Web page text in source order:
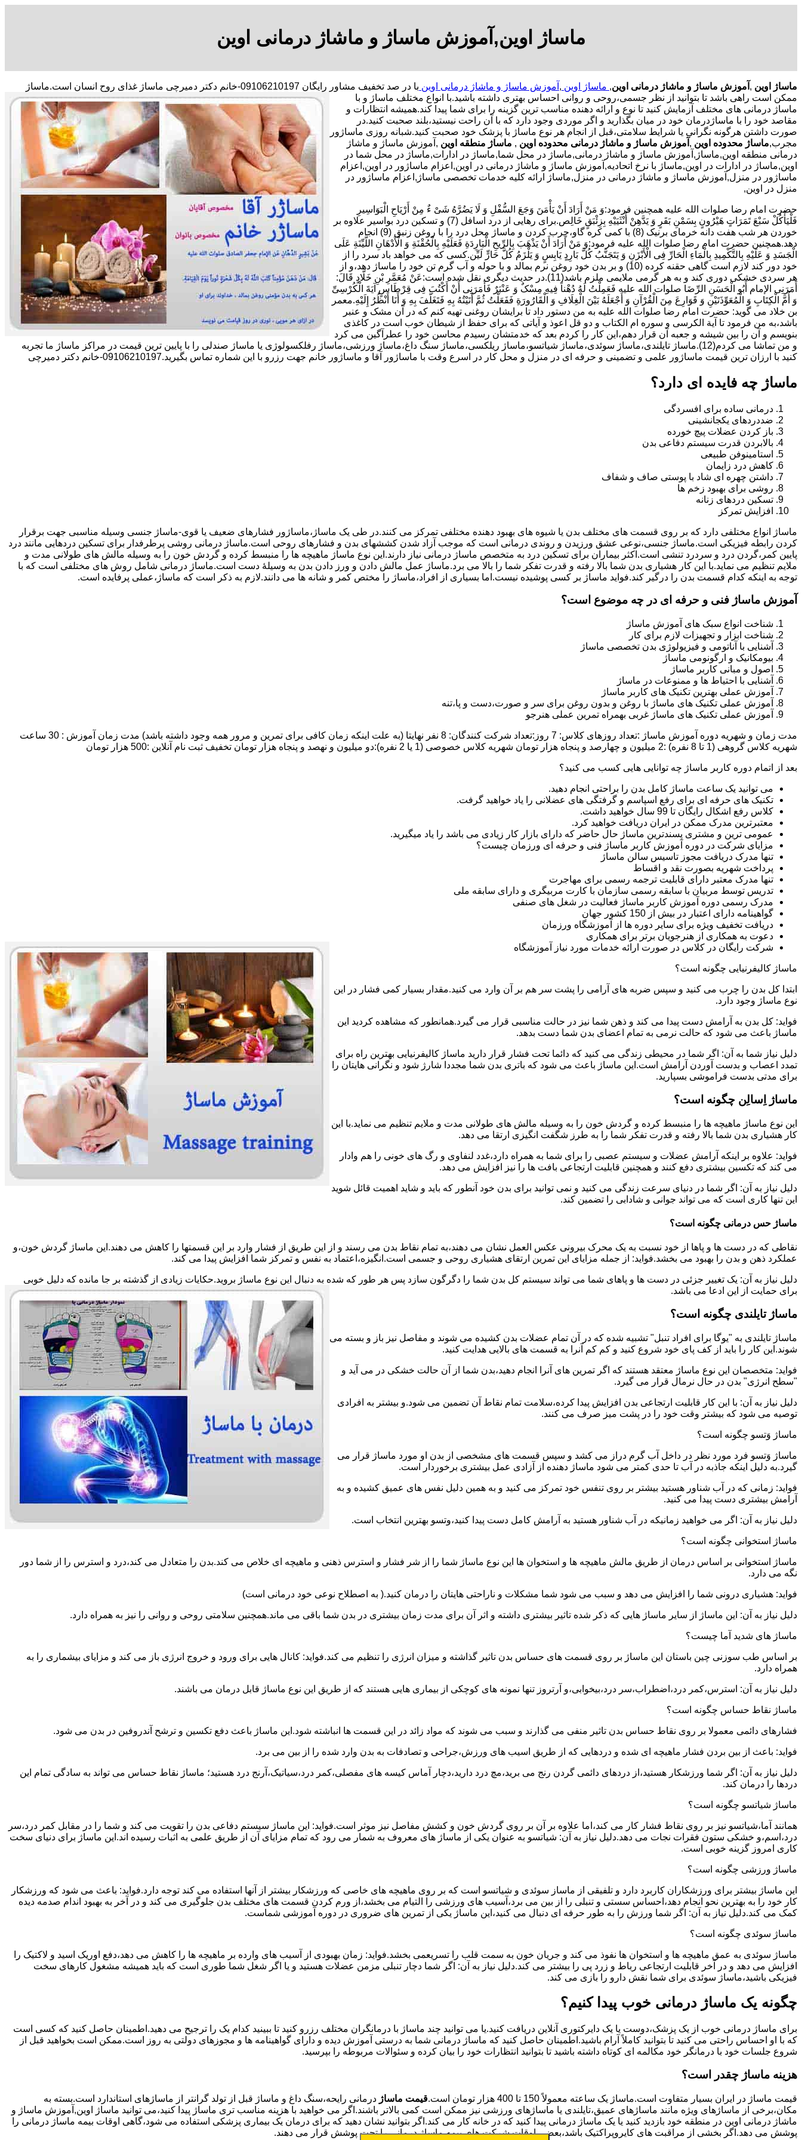
ماساژ اوین,آموزش ماساژ و ماشاژ درمانی اوین
ماساژ اوین , آموزش ماساژ و ماشاژ درمانی اوین, ماساژ اوین , آموزش ماساژ و ماشاژ درمانی اوین
با در صد تخفیف مشاور رایگان 09106210197-خانم دکتر دمیرچی ماساژ غذای روح انسان است.ماساژ
ممکن است راهی باشد تا بتوانید از نظر جسمی،روحی و روانی احساس بهتری داشته باشید.با انواع مختلف ماساژ و با
ماساژ درمانی های مختلف آزمایش کنید تا نوع و ارائه دهنده مناسب ترین گزینه را برای شما پیدا کند.همیشه انتظارات و
مقاصد خود را با ماساژدرمان خود در میان بگذارید و اگر موردی وجود دارد که با آن راحت نیستید،بلند صحبت کنید.در
صورت داشتن هرگونه نگرانی یا شرایط سلامتی،قبل از انجام هر نوع ماساژ با پزشک خود صحبت کنید.شبانه روزی ماساژور
مجرب,ماساژ محدوده اوین , آموزش ماساژ و ماشاژ درمانی محدوده اوین , ماساژ منطقه اوین ,آموزش ماساژ و ماشاژ
درمانی منطقه اوین,ماساژ,آموزش ماساژ و ماشاژ درمانی,ماساژ در محل شما,ماساژ در ادارات,ماساژ در محل شما در
اوین,ماساژ در ادارات در اوین,ماساژ با نرخ اتحادیه,آموزش ماساژ و ماشاژ درمانی در اوین,اعزام ماساژور در اوین,اعزام
ماساژور در منزل,آموزش ماساژ و ماشاژ درمانی در منزل,ماساژ ارائه کلیه خدمات تخصصی ماساژ,اعزام ماساژور در
منزل در اوین,
حضرت امام رضا صلوات الله علیه همچنین فرمود:وَ مَنْ أَرَادَ أَنْ یَأْمَنَ وَجَعَ السُّفْلِ وَ لَا یَضُرَّهُ شَیْ ءٌ مِنْ أَرْیَاحِ الْبَوَاسِیرِ
فَلْیَأْکُلْ سَبْعَ تَمَرَاتٍ هَیْرُونٍ بِسَمْنِ بَقَرٍ وَ یَدَّهِنْ أُنْثَیَیْهِ بِزِئْبَقٍ خَالِص.برای رهایی از درد اسافل (7) و تسکین درد بواسیر علاوه بر
خوردن هر شب هفت دانه خرمای برنیک (8) با کمی کره گاو،چرب کردن و ماساژ محل درد را با روغن زنبق (9) انجام
دهد.همچنین حضرت امام رضا صلوات الله علیه فرمود:وَ مَنْ أَرَادَ أَنْ یَذْهَبَ بِالرِّیحِ الْبَارِدَةِ فَعَلَیْهِ بِالْحُقْنَةِ وَ الْأَدْهَانِ اللَّیِّنَةِ عَلَى
الْجَسَدِ وَ عَلَیْهِ بِالتَّکْمِیدِ بِالْمَاءِ الْحَارِّ فِی الْأَبْزَنِ وَ یَتَجَنَّبُ کُلَّ بَارِدٍ یَابِسٍ وَ یَلْزَمُ کُلَّ حَارٍّ لَیِّن.کسی که می خواهد باد سرد را از
خود دور کند لازم است گاهی حقنه کرده (10) و بر بدن خود روغن نرم بمالد و با حوله و آب گرم تن خود را ماساژ دهد،و از
هر سردی خشکی دوری کند و به هر گرمی ملایمی ملزم باشد(11).در حدیث دیگری نقل شده است:عَنْ مُعَمَّرِ بْنِ خَلَّادٍ قَالَ:
أَمَرَنِی الإمام أَبُو الْحَسَنِ الرِّضَا صلوات الله علیه فَعَمِلْتُ لَهُ دُهْناً فِیهِ مِسْکٌ وَ عَنْبَرٌ فَأَمَرَنِی أَنْ أَکْتُبَ فِی قِرْطَاسٍ آیَةَ الْکُرْسِیِّ
وَ أُمَّ الْکِتَابِ وَ الْمُعَوِّذَتَیْنِ وَ قَوَارِعَ مِنَ الْقُرْآنِ وَ أَجْعَلَهُ بَیْنَ الْغِلَافِ وَ الْقَارُورَةِ فَفَعَلْتُ ثُمَّ أَتَیْتُهُ بِهِ فَتَغَلَّفَ بِهِ وَ أَنَا أَنْظُرُ إِلَیْهِ.معمر
بن خلاد می گوید: حضرت امام رضا صلوات الله علیه به من دستور داد تا برایشان روغنى تهیه کنم که در آن مشک و عنبر
باشد،به من فرمود تا آیة الکرسى و سوره ام الکتاب و دو قل اعوذ و آیاتى که براى حفظ از شیطان خوب است در کاغذى
بنویسم و آن را بین شیشه و جعبه آن قرار دهم،این کار را کردم بعد که خدمتشان رسیدم محاسن خود را عطرآگین می کرد
و من تماشا می کردم(12).ماساژ تایلندی،ماساژ سوئدی،ماساژ شیاتسو،ماساژ ریلکسی،ماساژ سنگ داغ،ماساژ ورزشی،ماساژ رفلکسولوژی یا ماساژ صندلی را با پایین ترین قیمت در مراکز ماساژ ما تجربه
کنید با ارزان ترین قیمت ماساژور علمی و تضمینی و حرفه ای در منزل و محل کار در اسرع وقت با ماساژور آقا و ماساژور خانم جهت رزرو با این شماره تماس بگیرید.09106210197-خانم دکتر دمیرچی
ماساژ چه فایده ای دارد؟
درمانی ساده برای افسردگی
ضددردهای یکجانشینی
باز کردن عضلات پیچ خورده
بالابردن قدرت سیستم دفاعی بدن
استامینوفن طبیعی
کاهش درد زایمان
داشتن چهره ای شاد با پوستی صاف و شفاف
روشی برای بهبود زخم ها
تسکین دردهای زنانه
افزایش تمرکز
ماساژ انواع مختلفی دارد که بر روی قسمت های مختلف بدن یا شیوه های بهبود دهنده مختلفی تمرکز می کنند.در طی یک ماساژ،ماساژور فشارهای ضعیف یا قوی-ماساژ جنسی وسیله مناسبی جهت برقرار
کردن رابطه فیزیکی است.ماساژ جنسی،نوعی عشق ورزیدن و روندی درمانی است که موجب آزاد شدن کششهای بدن و فشارهای روحی است.ماساژ درمانی روشی پرطرفدار برای تسکین دردهایی مانند درد
پایین کمر،گردن درد و سردرد تنشی است.اکثر بیماران برای تسکین درد به متخصص ماساژ درمانی نیاز دارند.این نوع ماساژ ماهیچه ها را منبسط کرده و گردش خون را به وسیله مالش های طولانی مدت و
ملایم تنظیم می نماید.با این کار هشیاری بدن شما بالا رفته و قدرت تفکر شما را بالا می برد.ماساژ عمل مالش دادن و ورز دادن بدن به وسیلۀ دست است.ماساژ درمانی شامل روش های مختلفی است که با
توجه به اینکه کدام قسمت بدن را درگیر کند.فواید ماساژ بر کسی پوشیده نیست.اما بسیاری از افراد،ماساژ را مختص کمر و شانه ها می دانند.لازم به ذکر است که ماساژ،عملی پرفایده است.
آموزش ماساژ فنی و حرفه ای در چه موضوع است؟
شناخت انواع سبک های آموزش ماساژ
شناخت ابزار و تجهیزات لازم برای کار
آشنایی با آناتومی و فیزیولوژی بدن تخصصی ماساژ
بیومکانیک و ارگونومی ماساژ
اصول و مبانی کاربر ماساژ
آشنایی با احتیاط ها و ممنوعات در ماساژ
آموزش عملی بهترین تکنیک های کاربر ماساژ
آموزش عملی تکنیک های ماساژ با روغن و بدون روغن برای سر و صورت،دست و پا،تنه
آموزش عملی تکنیک های ماساژ غربی بهمراه تمرین عملی هنرجو
مدت زمان و شهریه دوره آموزش ماساژ :تعداد روزهای کلاس: 7 روز:تعداد شرکت کنندگان: 8 نفر نهایتا (به علت اینکه زمان کافی برای تمرین و مرور همه وجود داشته باشد) مدت زمان آموزش : 30 ساعت
شهریه کلاس گروهی (1 تا 8 نفره) :2 میلیون و چهارصد و پنجاه هزار تومان شهریه کلاس خصوصی (1 یا 2 نفره):دو میلیون و نهصد و پنجاه هزار تومان تخفیف ثبت نام آنلاین :500 هزار تومان
بعد از اتمام دوره کاربر ماساژ چه توانایی هایی کسب می کنید؟
می توانید یک ساعت ماساژ کامل بدن را براحتی انجام دهید.
تکنیک های حرفه ای برای رفع اسپاسم و گرفتگی های عضلانی را یاد خواهید گرفت.
کلاس رفع اشکال رایگان تا 99 سال خواهید داشت.
معتبرترین مدرک ممکن در ایران دریافت خواهید کرد.
عمومی ترین و مشتری پسندترین ماساژ حال حاضر که دارای بازار کار زیادی می باشد را یاد میگیرید.
مزایای شرکت در دوره آموزش کاربر ماساژ فنی و حرفه ای ورزمان چیست؟
تنها مدرک دریافت مجوز تاسیس سالن ماساژ
پرداخت شهریه بصورت نقد و اقساط
تنها مدرک معتبر دارای قابلیت ترجمه رسمی برای مهاجرت
تدریس توسط مربیان با سابقه رسمی سازمان با کارت مربیگری و دارای سابقه ملی
مدرک رسمی دوره آموزش کاربر ماساژ فعالیت در شغل های صنفی
گواهینامه دارای اعتبار در بیش از 150 کشور جهان
دریافت تخفیف ویژه برای سایر دوره ها از آموزشگاه ورزمان
دعوت به همکاری از هنرجویان برتر برای همکاری
شرکت رایگان در کلاس در صورت ارائه خدمات مورد نیاز آموزشگاه
ماساژ کالیفرنیایی چگونه است؟
ابتدا کل بدن را چرب می کنید و سپس ضربه های آرامی را پشت سر هم بر آن وارد می کنید.مقدار بسیار کمی فشار در این
نوع ماساژ وجود دارد.
فواید: کل بدن به آرامش دست پیدا می کند و ذهن شما نیز در حالت مناسبی قرار می گیرد.همانطور که مشاهده کردید این
ماساژ باعث می شود که حالت نرمی به تمام اعضای بدن شما دست بدهد.
دلیل نیاز شما به آن: اگر شما در محیطی زندگی می کنید که دائما تحت فشار قرار دارید ماساژ کالیفرنیایی بهترین راه برای
تمدد اعصاب و بدست آوردن آرامش است.این ماساژ باعث می شود که باتری بدن شما مجددا شارژ شود و نگرانی هایتان را
برای مدتی بدست فراموشی بسپارید.
ماساژ اِسالِن چگونه است؟
این نوع ماساژ ماهیچه ها را منبسط کرده و گردش خون را به وسیله مالش های طولانی مدت و ملایم تنظیم می نماید.با این
کار هشیاری بدن شما بالا رفته و قدرت تفکر شما را به طرز شگفت انگیزی ارتقا می دهد.
فواید: علاوه بر اینکه آرامش عضلات و سیستم عصبی را برای شما به همراه دارد،غدد لنفاوی و رگ های خونی را هم وادار
می کند که تکسین بیشتری دفع کنند و همچنین قابلیت ارتجاعی بافت ها را نیز افزایش می دهد.
دلیل نیاز به آن: اگر شما در دنیای سرعت زندگی می کنید و نمی توانید برای بدن خود آنطور که باید و شاید اهمیت قائل شوید
این تنها کاری است که می تواند جوانی و شادابی را تضمین کند.
ماساژ حس درمانی چگونه است؟
نقاطی که در دست ها و پاها از خود نسبت به یک محرک بیرونی عکس العمل نشان می دهند،به تمام نقاط بدن می رسند و از این طریق از فشار وارد بر این قسمتها را کاهش می دهند.این ماساژ گردش خون،و
عملکرد ذهن و بدن را بهبود می بخشد.فواید: از جمله مزایای این تمرین ارتقای هشیاری روحی و جسمی است.انگیزه،اعتماد به نفس و تمرکز شما افزایش پیدا می کند.
دلیل نیاز به آن: یک تغییر جزئی در دست ها و پاهای شما می تواند سیستم کل بدن شما را دگرگون سازد پس هر طور که شده به دنبال این نوع ماساژ بروید.حکایات زیادی از گذشته بر جا مانده که دلیل خوبی
برای حمایت از این ادعا می باشد.
ماساژ تایلندی چگونه است؟
ماساژ تایلندی به "یوگا برای افراد تنبل" تشبیه شده که در آن تمام عضلات بدن کشیده می شوند و مفاصل نیز باز و بسته می
شوند.این کار را باید از کف پای خود شروع کنید و کم کم آنرا به قسمت های بالایی هدایت کنید.
فواید: متخصصان این نوع ماساژ معتقد هستند که اگر تمرین های آنرا انجام دهید،بدن شما از آن حالت خشکی در می آید و
"سطح انرژی" بدن در حال نرمال قرار می گیرد.
دلیل نیاز به آن: با این کار قابلیت ارتجاعی بدن افزایش پیدا کرده،سلامت تمام نقاط آن تضمین می شود.و بیشتر به افرادی
توصیه می شود که بیشتر وقت خود را در پشت میز صرف می کنند.
ماساژ وَتسو چگونه است؟
ماساژ وَتسو فرد مورد نظر در داخل آب گرم دراز می کشد و سپس قسمت های مشخصی از بدن او مورد ماساژ قرار می
گیرد.به دلیل اینکه جاذبه در آب تا حدی کمتر می شود ماساژ دهنده از آزادی عمل بیشتری برخوردار است.
فواید: زمانی که در آب شناور هستید بیشتر بر روی تنفس خود تمرکز می کنید و به همین دلیل نفس های عمیق کشیده و به
آرامش بیشتری دست پیدا می کنید.
دلیل نیاز به آن: اگر می خواهید زمانیکه در آب شناور هستید به آرامش کامل دست پیدا کنید،وتسو بهترین انتخاب است.
ماساژ استخوانی چگونه است؟
ماساژ استخوانی بر اساس درمان از طریق مالش ماهیچه ها و استخوان ها این نوع ماساژ شما را از شر فشار و استرس ذهنی و ماهیچه ای خلاص می کند.بدن را متعادل می کند،درد و استرس را از شما دور
نگه می دارد.
فواید: هشیاری درونی شما را افزایش می دهد و سبب می شود شما مشکلات و ناراحتی هایتان را درمان کنید.( به اصطلاح نوعی خود درمانی است)
دلیل نیاز به آن: این ماساژ از سایر ماساژ هایی که ذکر شده تاثیر بیشتری داشته و اثر آن برای مدت زمان بیشتری در بدن شما باقی می ماند.همچنین سلامتی روحی و روانی را نیز به همراه دارد.
ماساژ های شدید آما چیست؟
بر اساس طب سوزنی چین باستان این ماساژ بر روی قسمت های حساس بدن تاثیر گذاشته و میزان انرژی را تنظیم می کند.فواید: کانال هایی برای ورود و خروج انرژی باز می کند و مزایای بیشماری را به
همراه دارد.
دلیل نیاز به آن: استرس،کمر درد،اضطراب،سر درد،بیخوابی،و آرتروز تنها نمونه های کوچکی از بیماری هایی هستند که از طریق این نوع ماساژ قابل درمان می باشند.
ماساژ نقاط حساس چگونه است؟
فشارهای دائمی معمولا بر روی نقاط حساس بدن تاثیر منفی می گذارند و سبب می شوند که مواد زائد در این قسمت ها انباشته شود.این ماساژ باعث دفع تکسین و ترشح آندروفین در بدن می شود.
فواید: باعث از بین بردن فشار ماهیچه ای شده و دردهایی که از طریق اسیب های ورزش،جراحی و تصادفات به بدن وارد شده را از بین می برد.
دلیل نیاز به آن: اگر شما ورزشکار هستید،از دردهای دائمی گردن رنج می برید،مچ درد دارید،دچار آماس کیسه های مفصلی،کمر درد،سیاتیک،آرنج درد هستید؛ ماساژ نقاط حساس می تواند به سادگی تمام این
دردها را درمان کند.
ماساژ شیاتسو چگونه است؟
همانند آما،شیاتسو نیز بر روی نقاط فشار کار می کند،اما علاوه بر آن بر روی گردش خون و کشش مفاصل نیز موثر است.فواید: این ماساژ سیستم دفاعی بدن را تقویت می کند و شما را در مقابل کمر درد،سر
درد،اسم،و خشکی ستون فقرات نجات می دهد.دلیل نیاز به آن: شیاتسو به عنوان یکی از ماساژ های معروف به شمار می رود که تمام مزایای آن از طریق علمی به اثبات رسیده اند.این ماساژ برای دنیای سخت
کاری امروز گزینه خوبی است.
ماساژ ورزشی چگونه است؟
این ماساژ بیشتر برای ورزشکاران کاربرد دارد و تلفیقی از ماساز سوئدی و شیاتسو است که بر روی ماهیچه های خاصی که ورزشکار بیشتر از آنها استفاده می کند توجه دارد.فواید: باعث می شود که ورزشکار
کار خود را به بهترین نحو انجام دهد،احساس سستی و تنبلی را از بین می برد،آسیب های ورزشی را التیام می بخشد،از ورم کردن قسمت های مختلف بدن جلوگیری می کند و در آخر به بهبود اندام صدمه دیده
کمک می کند.دلیل نیاز به آن: اگر شما ورزش را به طور حرفه ای دنبال می کنید،این ماساژ یکی از تمرین های ضروری در دوره آموزشی شماست.
ماساژ سوئدی چگونه است؟
ماساژ سوئدی به عمق ماهیچه ها و استخوان ها نفوذ می کند و جریان خون به سمت قلب را تسریعمی بخشد.فواید: زمان بهبودی از آسیب های وارده بر ماهیچه ها را کاهش می دهد،دفع اوریک اسید و لاکتیک را
افزایش می دهد و در آخر قابلیت ارتجاعی رباط و زرد پی را بیشتر می کند.دلیل نیاز به آن: اگر شما دچار تنبلی مزمن عضلات هستید و یا اگر شغل شما طوری است که باید همیشه مشغول کارهای سخت
فیزیکی باشید،ماساژ سوئدی برای شما نقش دارو را بازی می کند.
چگونه یک ماساژ درمانی خوب پیدا کنیم؟
برای ماساژ درمانی خوب از یک پزشک،دوست یا یک دایرکتوری آنلاین دریافت کنید.یا می توانید چند ماساژ با درمانگران مختلف رزرو کنید تا ببینید کدام یک را ترجیح می دهید.اطمینان حاصل کنید که کسی است
که با او احساس راحتی می کنید تا بتوانید کاملاً آرام باشید.اطمینان حاصل کنید که ماساژ درمانی شما به درستی آموزش دیده و دارای گواهینامه ها و مجوزهای دولتی به روز است.ممکن است بخواهید قبل از
شروع جلسات خود با درمانگر خود مکالمه ای کوتاه داشته باشید تا بتوانید انتظارات خود را بیان کرده و سئوالات مربوطه را بپرسید.
هزینه ماساژ چقدر است؟
قیمت ماساژ در ایران بسیار متفاوت است.ماساژ یک ساعته معمولاً 150 تا 400 هزار تومان است. قیمت ماساژ درمانی رایحه،سنگ داغ و ماساژ قبل از تولد گرانتر از ماساژهای استاندارد است.بسته به
مکان،برخی از ماساژهای ویژه مانند ماساژهای عمیق،تایلندی یا ماساژهای ورزشی نیز ممکن است کمی بالاتر باشند.اگر می خواهید با هزینه مناسب تری ماساژ پیدا کنید،می توانید ماساژ اوین,آموزش ماساژ و
ماشاژ درمانی اوین در منطقه خود بازدید کنید یا یک ماساژ درمانی پیدا کنید که در خانه کار می کند.اگر بتوانید نشان دهید که برای درمان یک بیماری پزشکی استفاده می شود،گاهی اوقات بیمه ماساژ درمانی را
پوشش می دهد.اگر بخشی از مراقبت های کایروپراکتیک باشد،بعضی اوقات شرکت های بیمه ماساژ درمانی را تحت پوشش قرار می دهند.